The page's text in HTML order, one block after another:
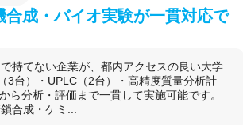
く外部のラボを一時的に借りたいスタートアッ
ブボックス・ドラフト完備のラボで天然物化学
進めたい場合に活用できる
ボのスペース不足・装置稼働率の問題で実験が
らのアクセスが良い横浜市内の設備充実ラボを
きる
ーが特定化合物の合成経路を探索・最適化した
ている場合に、有機合成専門の教授への技術相
合成・バイオ実験が一貫対応で
持てない企業が、都内アクセスの良い大学
3台）・UPLC（2台）・高精度質量分析計
ら分析・評価まで一貫して実施可能です。
合成・ケミ...